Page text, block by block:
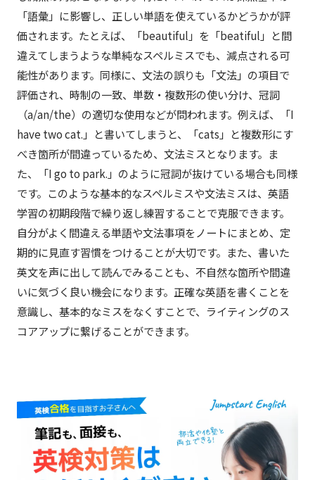
「語彙」に影響し、正しい単語を使えているかどうかが評
価されます。たとえば、「beautiful」を「beatiful」と間
違えてしまうような単純なスペルミスでも、減点される可
能性があります。同様に、文法の誤りも「文法」の項目で
評価され、時制の一致、単数・複数形の使い分け、冠詞
（a/an/the）の適切な使用などが問われます。例えば、「I
have two cat.」と書いてしまうと、「cats」と複数形にす
べき箇所が間違っているため、文法ミスとなります。ま
た、「I go to park.」のように冠詞が抜けている場合も同様
です。このような基本的なスペルミスや文法ミスは、英語
学習の初期段階で繰り返し練習することで克服できます。
自分がよく間違える単語や文法事項をノートにまとめ、定
期的に見直す習慣をつけることが大切です。また、書いた
英文を声に出して読んでみることも、不自然な箇所や間違
いに気づく良い機会になります。正確な英語を書くことを
意識し、基本的なミスをなくすことで、ライティングのス
コアアップに繋げることができます。